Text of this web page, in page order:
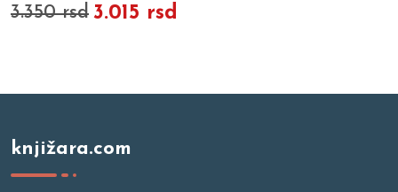
3.350 rsd 3.015 rsd
knjižara.com